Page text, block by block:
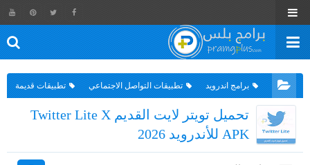
برامج اندرويد تطبيقات التواصل الاجتماعي تطبيقات قديمة
تحميل تويتر لايت القديم Twitter Lite X
APK للأندرويد 2026